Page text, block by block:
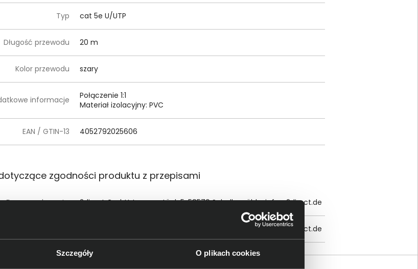
Szczegóły O plikach cookies
Typ cat 5e U/UTP
Długość przewodu 20 m
Kolor przewodu szary
informacje
Połączenie 1:1
Materiał izolacyjny: PVC
EAN / GTIN-13 4052792025606
zgodności produktu z przepisami
Dane producenta 2direct GmbH; Langenstück 5, 58579 Schalksmühle;info@2direct.de
2direct GmbH; Langenstück 5, 58579 Schalksmühle;info@2direct.de